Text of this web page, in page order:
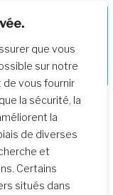
que vous
sur notre
vous fournir
la sécurité, la
la
de diverses
et
Certains
situés dans